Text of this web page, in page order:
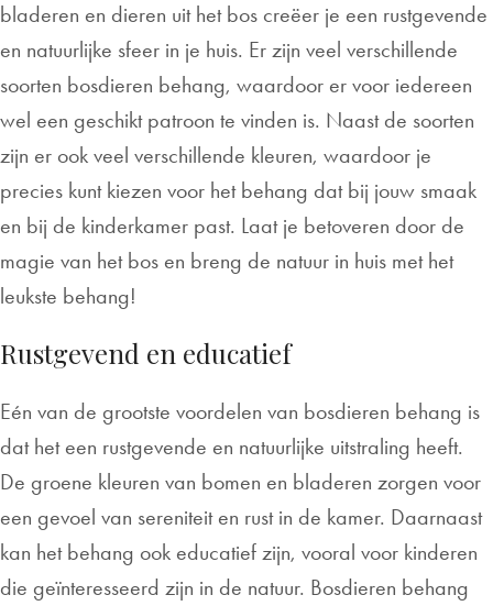
bladeren en dieren uit het bos creëer je een rustgevende
en natuurlijke sfeer in je huis. Er zijn veel verschillende
soorten bosdieren behang, waardoor er voor iedereen
wel een geschikt patroon te vinden is. Naast de soorten
zijn er ook veel verschillende kleuren, waardoor je
precies kunt kiezen voor het behang dat bij jouw smaak
en bij de kinderkamer past. Laat je betoveren door de
magie van het bos en breng de natuur in huis met het
leukste behang!
Rustgevend en educatief
Eén van de grootste voordelen van bosdieren behang is
dat het een rustgevende en natuurlijke uitstraling heeft.
De groene kleuren van bomen en bladeren zorgen voor
een gevoel van sereniteit en rust in de kamer. Daarnaast
kan het behang ook educatief zijn, vooral voor kinderen
die geïnteresseerd zijn in de natuur. Bosdieren behang